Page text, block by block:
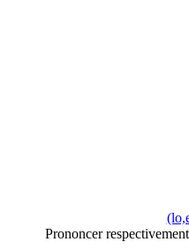
Prononcer